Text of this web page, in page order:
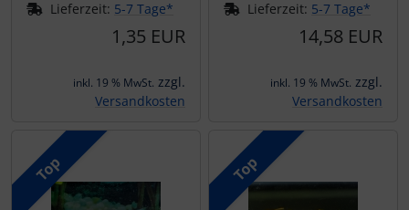
Lieferzeit: 5-7 Tage*
1,35 EUR
inkl. 19 % MwSt. zzgl.
Versandkosten
Lieferzeit: 5-7 Tage*
14,58 EUR
inkl. 19 % MwSt. zzgl.
Versandkosten
Top Top